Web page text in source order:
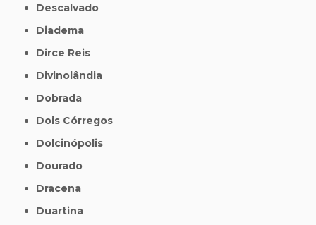
Descalvado
Diadema
Dirce Reis
Divinolândia
Dobrada
Dois Córregos
Dolcinópolis
Dourado
Dracena
Duartina